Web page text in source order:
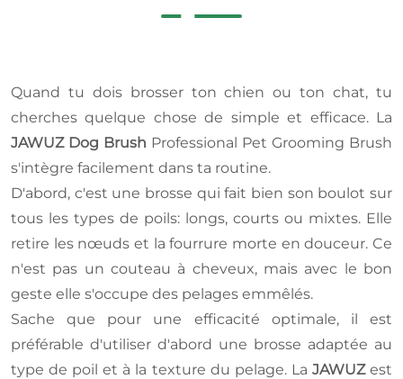
Quand tu dois brosser ton chien ou ton chat, tu
cherches quelque chose de simple et efficace. La
JAWUZ Dog Brush Professional Pet Grooming Brush
s'intègre facilement dans ta routine.
D'abord, c'est une brosse qui fait bien son boulot sur
tous les types de poils: longs, courts ou mixtes. Elle
retire les nœuds et la fourrure morte en douceur. Ce
n'est pas un couteau à cheveux, mais avec le bon
geste elle s'occupe des pelages emmêlés.
Sache que pour une efficacité optimale, il est
préférable d'utiliser d'abord une brosse adaptée au
type de poil et à la texture du pelage. La JAWUZest